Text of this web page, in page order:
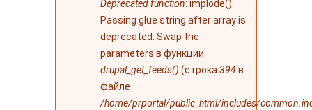
Deprecated function: implode():
Passing glue string after array is
deprecated. Swap the
parameters в функции
drupal_get_feeds() (строка 394в
файле
/home/prportal/public_html/includes/